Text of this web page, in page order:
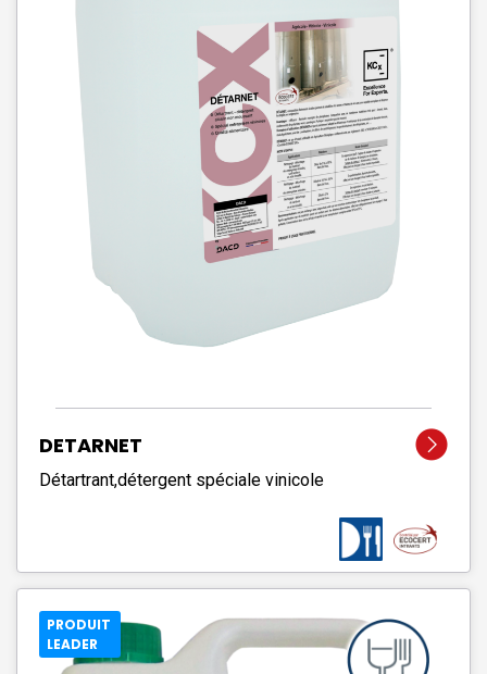
DETARNET
Détartrant,détergent spéciale vinicole
PRODUIT
LEADER